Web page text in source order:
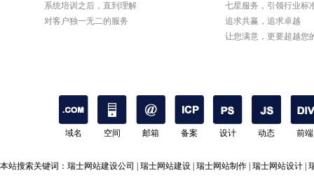
系统培训之后，直到理解
对客户独一无二的服务
七星服务，引领行业标
追求共赢，追求卓越
让您满意，更要超越您
域名 空间 邮箱 备案 设计 动态 前端
本站搜索关键词： 瑞士网站建设公司 瑞士网站建设 瑞士网站制作 瑞士网站设计